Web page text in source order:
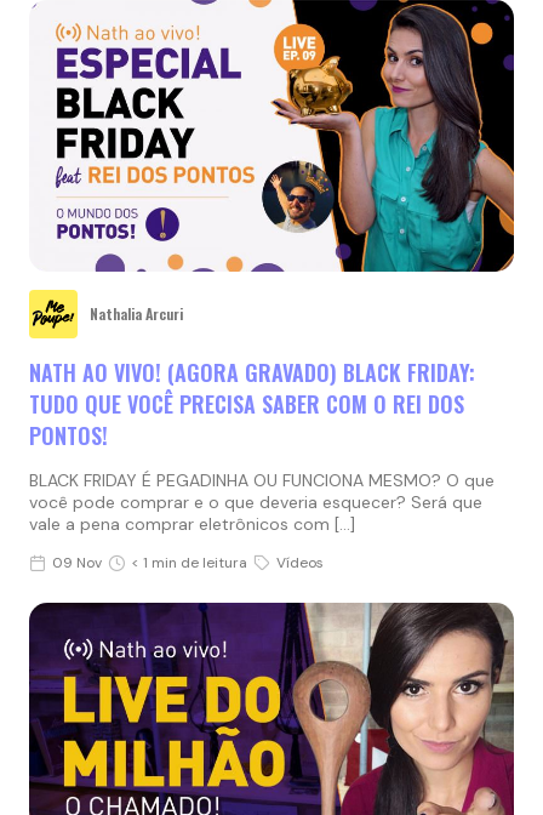
Nathalia Arcuri
NATH AO VIVO! (AGORA GRAVADO) BLACK FRIDAY:
TUDO QUE VOCÊ PRECISA SABER COM O REI DOS
PONTOS!
BLACK FRIDAY É PEGADINHA OU FUNCIONA MESMO? O que
você pode comprar e o que deveria esquecer? Será que
vale a pena comprar eletrônicos com […]
09 Nov < 1 min de leitura Vídeos